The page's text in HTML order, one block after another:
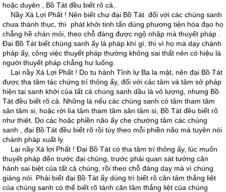
hoặc duyên , Bồ Tát đều biết rõ cả..
Nầy Xá Lợi Phất ! Nên biết chư đại Bồ Tát đối với các chúng sanh
chưa thành thục, thì phát khởi tinh tấn dùng phương tiện hóa đạo họ
chẳng hề chán mỏi, theo chỗ đáng được ngộ nhập mà thuyết pháp .
Ðại Bồ Tát biết chúng sanh ấy là pháp khí gì, thì vì họ mà dạy chánh
pháp ấy, công việc thuyết pháp thường không sai thất nên có hiệu là
người thuyết pháp chẳng hư luống.
Lại nầy Xá Lợi Phất ! Do tu hành Tĩnh lự Ba la mật, nên đại Bồ Tát
được tha tâm tác chứng trí thông ấy, đối với các tâm và tâm sở pháp
hiện tại sanh khởi của tất cả chúng sanh dầu là vô lượng, nhưng Bồ
Tát đều biết rõ cả. Những là nếu các chúng sanh có tâm tham tâm
sân tâm si, hoặc rời lìa tâm tham tâm sân tâm si, Bồ Tát đều biết rõ
như thiệt. Do các hoặc phiền não ấy che chướng tâm các chúng
sanh , đại Bồ Tát đều biết rõ rồi tùy theo mỗi phiền não mà tuyên nói
chánh pháp xuất ly.
Lại nầy Xá lợi Phất ! Ðại Bồ Tát có tha tâm trí thông ấy, lúc muốn
thuyết pháp đến trước đại chúng, trước phải quan sát tướng căn
hành sai biệt của tất cả chúng, rồi theo chỗ đáng dạy mà vì chúng
giảng nói. Phải biết đại Bồ Tát ấy dùng trí biết rõ căn tâm thắng liệt
của chúng sanh có thể biết rõ tánh căn tâm thắng liệt của chúng